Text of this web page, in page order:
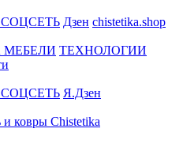
Дзен chistetika.shop
МЕБЕЛИ ТЕХНОЛОГИИ
Я.Дзен
и ковры Chistetika